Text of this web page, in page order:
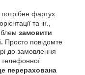
фартух
та ін.,
замовити
Просто повідомте
до замовлення
перерахована